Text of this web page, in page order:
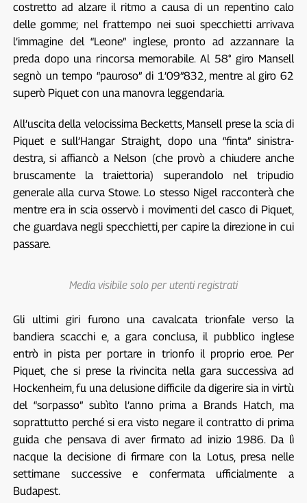
costretto ad alzare il ritmo a causa di un repentino calo
delle gomme; nel frattempo nei suoi specchietti arrivava
l’immagine del “Leone” inglese, pronto ad azzannare la
preda dopo una rincorsa memorabile. Al 58° giro Mansell
segnò un tempo “pauroso” di 1’09”832, mentre al giro 62
superò Piquet con una manovra leggendaria.
All’uscita della velocissima Becketts, Mansell prese la scia di
Piquet e sull’Hangar Straight, dopo una “finta” sinistra-
destra, si affiancò a Nelson (che provò a chiudere anche
bruscamente la traiettoria) superandolo nel tripudio
generale alla curva Stowe. Lo stesso Nigel racconterà che
mentre era in scia osservò i movimenti del casco di Piquet,
che guardava negli specchietti, per capire la direzione in cui
passare.
Media visibile solo per utenti registrati
Gli ultimi giri furono una cavalcata trionfale verso la
bandiera scacchi e, a gara conclusa, il pubblico inglese
entrò in pista per portare in trionfo il proprio eroe. Per
Piquet, che si prese la rivincita nella gara successiva ad
Hockenheim, fu una delusione difficile da digerire sia in virtù
del “sorpasso” subìto l’anno prima a Brands Hatch, ma
soprattutto perché si era visto negare il contratto di prima
guida che pensava di aver firmato ad inizio 1986. Da lì
nacque la decisione di firmare con la Lotus, presa nelle
settimane successive e confermata ufficialmente a
Budapest.